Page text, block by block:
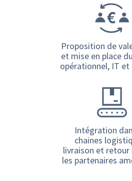
Proposition de
et mise en place
opérationnel, IT
Intégration
chaines
livraison et retour
les partenaires